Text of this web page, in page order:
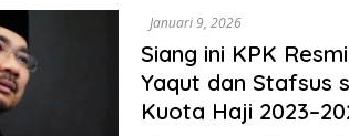
Januari 9, 2026
Siang ini KPK
Yaqut dan Stafsus
Kuota Haji